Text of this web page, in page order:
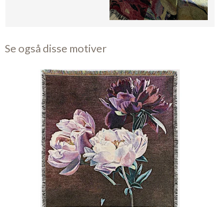
Se også disse motiver